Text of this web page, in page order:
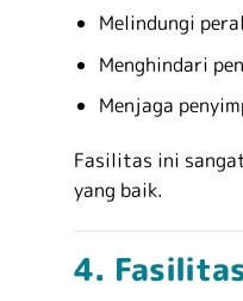
Melindungi
Menghindari
Menjaga
Fasilitas ini
yang baik.
4.